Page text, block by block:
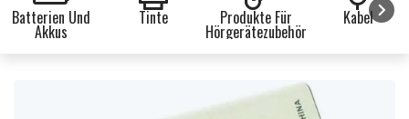
Batterien Und
Akkus
Tinte Produkte Für
Hörgerätezubehör
Kabel